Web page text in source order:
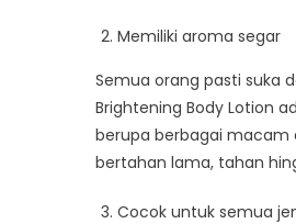
Memiliki aroma segar
Semua orang pasti suka
Brightening Body Lotion
berupa berbagai macam
bertahan lama, tahan
Cocok untuk semua